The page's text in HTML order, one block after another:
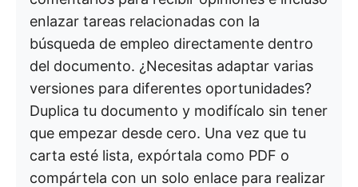
enlazar tareas relacionadas con la
búsqueda de empleo directamente dentro
del documento. ¿Necesitas adaptar varias
versiones para diferentes oportunidades?
Duplica tu documento y modifícalo sin tener
que empezar desde cero. Una vez que tu
carta esté lista, expórtala como PDF o
compártela con un solo enlace para realizar